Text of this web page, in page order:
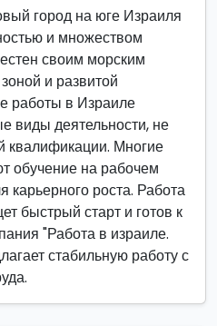
город на юге Израиля
и множеством
своим морским
и развитой
работы в Израиле
виды деятельности, не
квалификации. Многие
обучение на рабочем
карьерного роста. Работа
быстрый старт и готов к
"Работа в израиле.
стабильную работу с